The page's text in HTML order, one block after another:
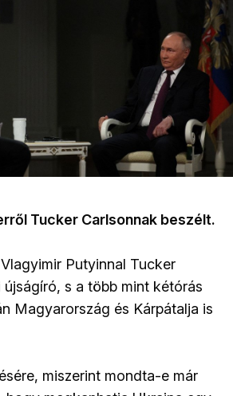
Tucker Carlsonnak beszélt.
Putyinnal Tucker
újságíró, s a több mint kétórás
Magyarország és Kárpátalja is
miszerint mondta-e már